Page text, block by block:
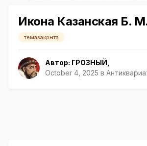
Икона Казанская Б.
темазакрыта
Автор: ГРОЗНЫЙ
October 4, 2025 в